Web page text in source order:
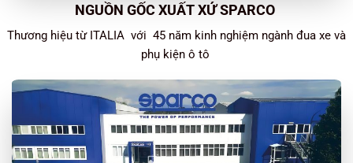
NGUỒN GỐC XUẤT XỨ SPARCO
Thương hiệu từ ITALIA với 45 năm kinh nghiệm ngành đua xe và
phụ kiện ô tô